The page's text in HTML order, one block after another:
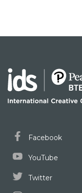
Facebook
YouTube
Twitter